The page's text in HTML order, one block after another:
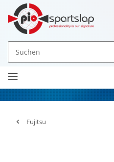
Fujitsu